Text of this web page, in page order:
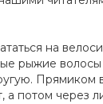
на
рыжие
Прямиком
а потом через